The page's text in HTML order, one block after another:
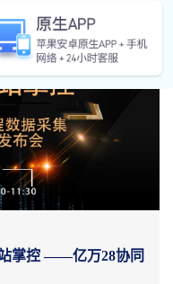
掌控 ——亿万28协同